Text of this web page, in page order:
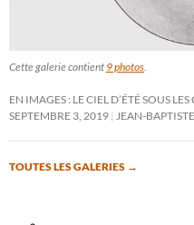
Cette galerie contient 9 photos.
EN IMAGES : LE CIEL D’ÉTÉ SOUS
SEPTEMBRE 3, 2019 JEAN-
TOUTES LES GALERIES →